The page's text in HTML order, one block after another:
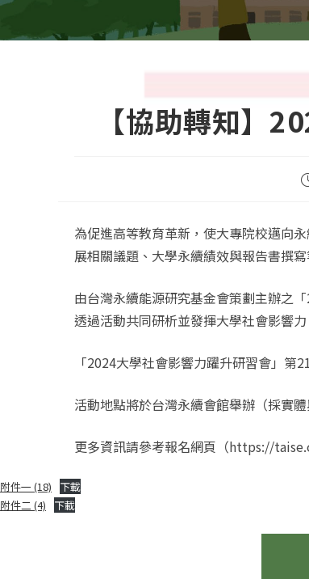
【協助轉知】
為促進高等教育革新，使大專院校邁向
展相關議題、大學永續績效與報告書撰
由台灣永續能源研究基金會策劃主辦之
透過活動共同研析並發揮大學社會影響力
「2024大學社會影響力躍升研習會」
活動地點將於台灣永續會館舉辦（採實
更多資訊請參考報名網頁（https://
附件一 (18)
下載
附件二 (4)
下載